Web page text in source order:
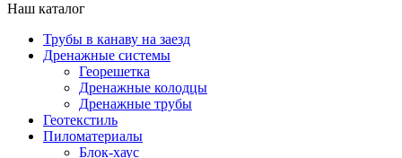
Наш каталог
Трубы в канаву на заезд
Дренажные системы
Георешетка
Дренажные колодцы
Дренажные трубы
Геотекстиль
Пиломатериалы
Блок-хаус